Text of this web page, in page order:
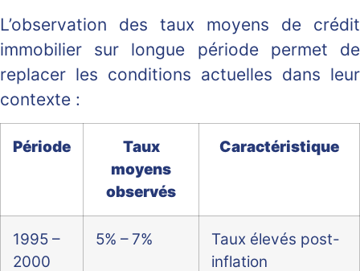
L’observation des taux moyens de crédit
immobilier sur longue période permet de
replacer les conditions actuelles dans leur
contexte :
Période
Taux
moyens
observés
Caractéristique
1995 –
2000
5% – 7%
Taux élevés post-
inflation